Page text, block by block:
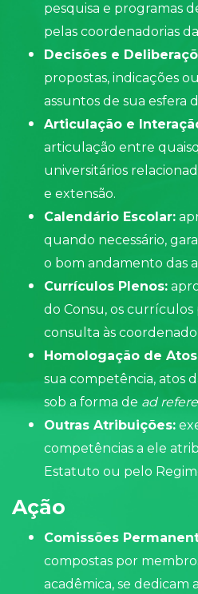
pesquisa e programas
pelas coordenadorias
Decisões e
propostas, indicações
assuntos de sua esfera
Articulação e
articulação entre
universitários
e extensão.
Calendário Escolar:
quando necessário,
o bom andamento das
Currículos Plenos:
do Consu, os currículos
consulta às
Homologação de
sua competência, atos
sob a forma de ad
Outras Atribuições:
competências a ele
Estatuto ou pelo
Ação
Comissões
compostas por
acadêmica, se dedicam